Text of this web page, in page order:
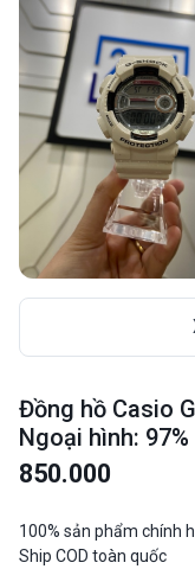
Đồng hồ Casio
Ngoại hình:
850.000
100% sản phẩm chính
Ship COD toàn quốc